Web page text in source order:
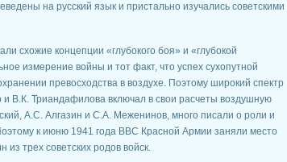
на русский язык и пристально изучались советскими
схожие концепции «глубокого боя» и «глубокой
измерение войны и тот факт, что успех сухопутной
превосходства в воздухе. Поэтому широкий спектр
В.К. Триандафилова включал в свои расчеты воздушную
А.С. Алгазин и С.А. Меженинов, много писали о роли и
к июню 1941 года ВВС Красной Армии заняли место
трех советских родов войск.